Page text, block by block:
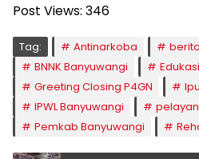
Post Views: 346
Tag: Antinarkoba
BNNK Banyuwangi
Greeting Closing P4GN
IPWL Banyuwangi
Pemkab Banyuwangi